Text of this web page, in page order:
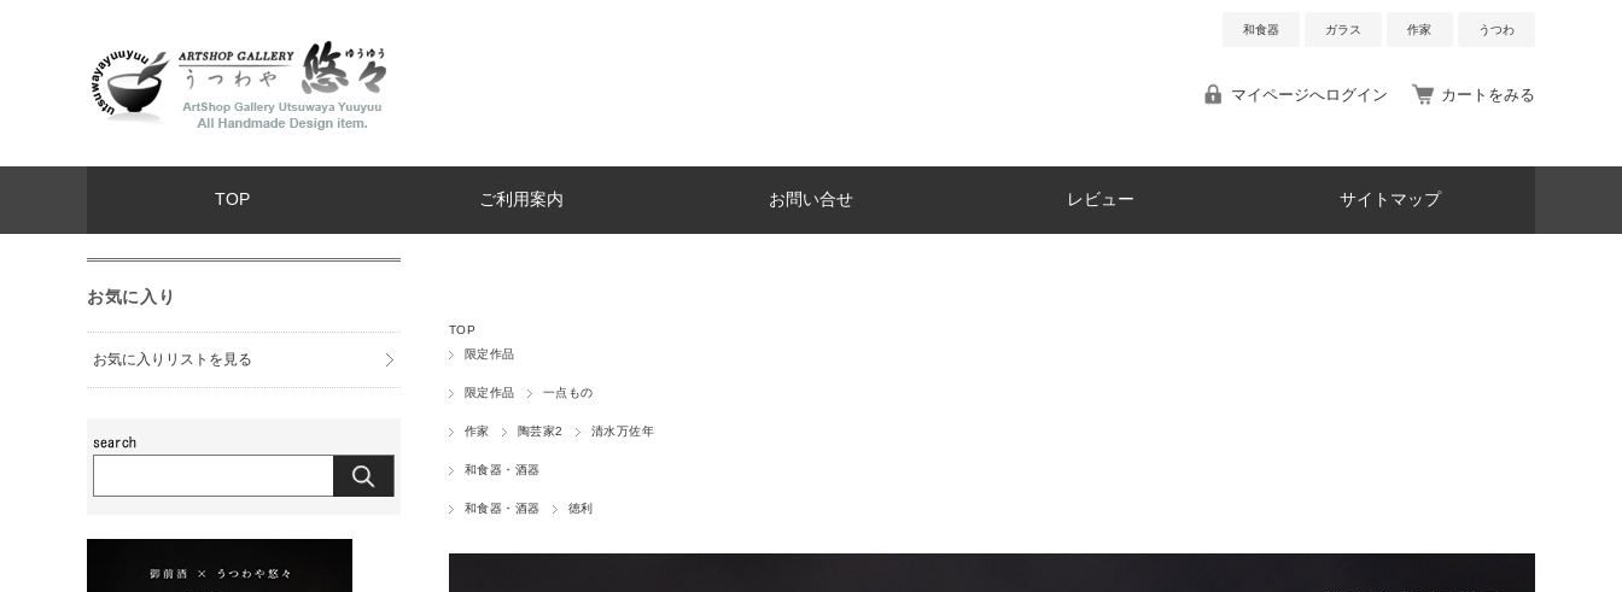
和食器 ガラス 作家 うつわ
マイページへログイン カートをみる
TOP ご利用案内 お問い合せ レビュー サイトマップ
TOP
限定作品
限定作品 一点もの
作家 陶芸家2 清水万佐年
和食器・酒器
和食器・酒器 徳利
お気に入り
お気に入りリストを見る